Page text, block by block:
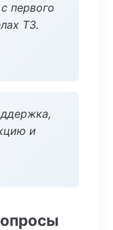
первого
ТЗ.
и